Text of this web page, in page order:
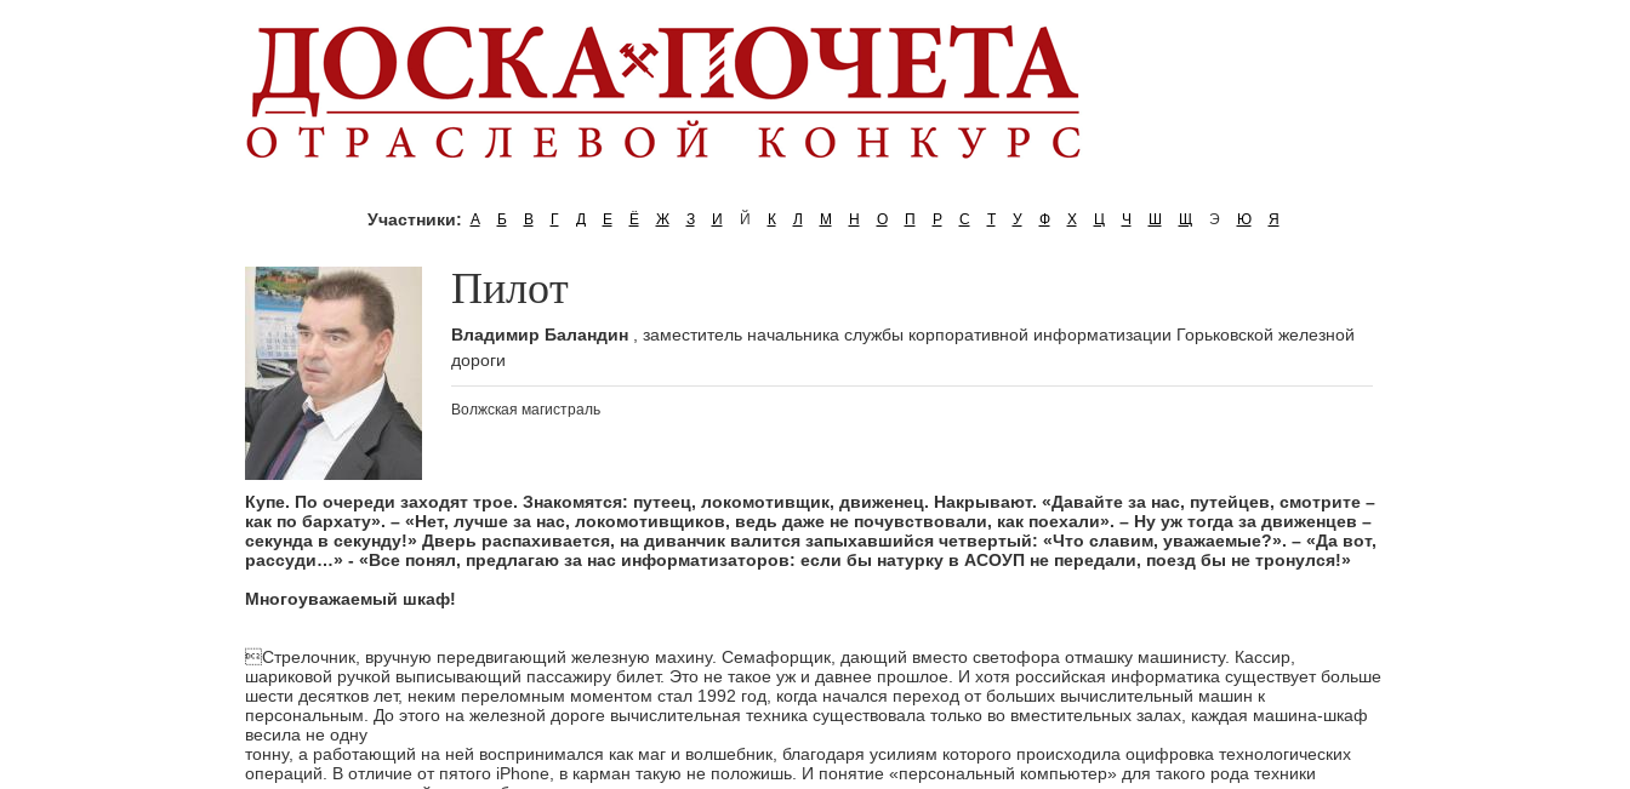
Участники: А Б В Г Д Е Ё Ж З И Й К Л М Н О П Р С Т У Ф Х Ц Ч Ш Щ Э Ю Я
Пилот
Владимир Баландин
, заместитель начальника службы корпоративной информатизации Горьковской железной
дороги
Волжская магистраль
Купе. По очереди заходят трое. Знакомятся: путеец, локомотивщик, движенец. Накрывают. «Давайте за нас, путейцев, смотрите –
как по бархату». – «Нет, лучше за нас, локомотивщиков, ведь даже не почувствовали, как поехали». – Ну уж тогда за движенцев –
секунда в секунду!» Дверь распахивается, на диванчик валится запыхавшийся четвертый: «Что славим, уважаемые?». – «Да вот,
рассуди…» - «Все понял, предлагаю за нас информатизаторов: если бы натурку в АСОУП не передали, поезд бы не тронулся!»
Многоуважаемый шкаф!
Стрелочник, вручную передвигающий железную махину. Семафорщик, дающий вместо светофора отмашку машинисту. Кассир,
шариковой ручкой выписывающий пассажиру билет. Это не такое уж и давнее прошлое. И хотя российская информатика существует больше
шести десятков лет, неким переломным моментом стал 1992 год, когда начался переход от больших вычислительный машин к
персональным. До этого на железной дороге вычислительная техника существовала только во вместительных залах, каждая машина-шкаф
весила не одну
тонну, а работающий на ней воспринимался как маг и волшебник, благодаря усилиям которого происходила оцифровка технологических
операций. В отличие от пятого iPhone, в карман такую не положишь. И понятие «персональный компьютер» для такого рода техники